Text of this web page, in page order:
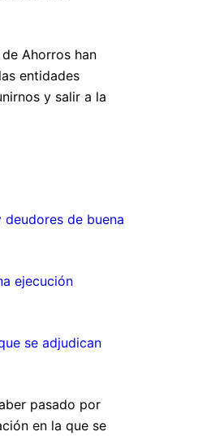
Ahorros han
entidades
y salir a la
de buena
ejecución
se adjudican
pasado por
en la que se